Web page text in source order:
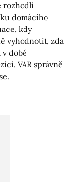
rozhodli
domácího
kdy
vyhodnotit, zda
v době
VAR správně